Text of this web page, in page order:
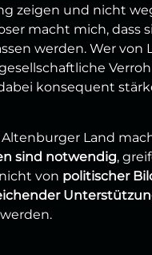
zeigen und nicht
macht mich, dass
werden. Wer von
konsequent
Altenburger Land
sind notwendig,
von politischer